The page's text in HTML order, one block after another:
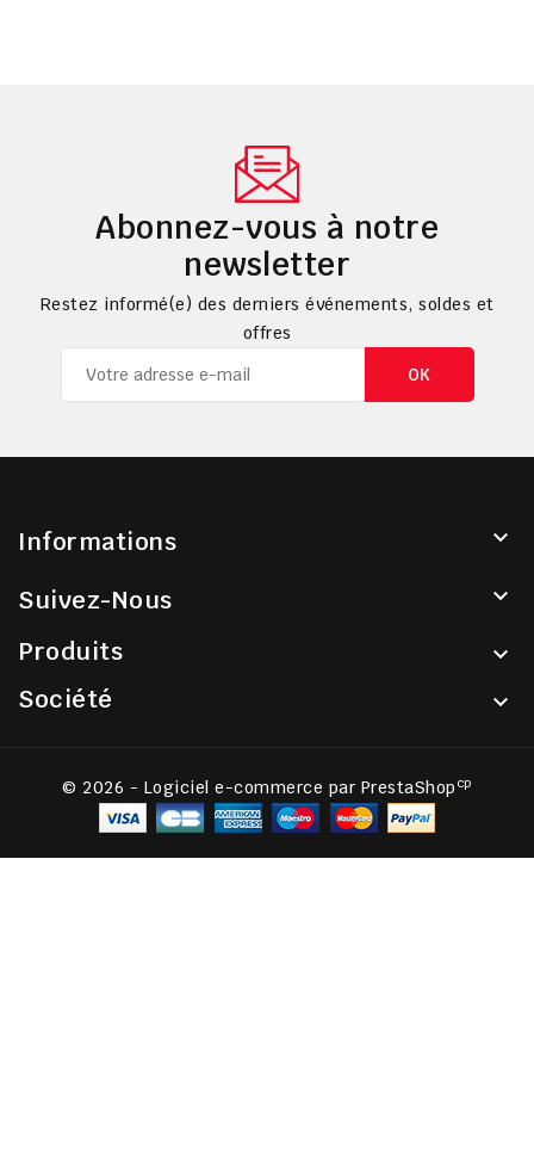
Abonnez-vous à notre
newsletter
Restez informé(e) des derniers événements, soldes et
offres
Informations 
Suivez-Nous 
Produits 
Société 
© 2026 - Logiciel e-commerce par PrestaShop cp